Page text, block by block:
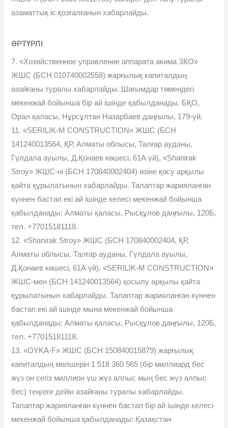
азаматтық іс қозғалғанын хабарлайды.
ӘРТҮРЛІ
7. «Хозяйственное управление аппарата акима ЗКО»
ЖШС (БСН 010740002558) жарғылық капиталдың
азайғаны туралы хабарлайды. Шағымдар төмендегі
мекенжай бойынша бір ай ішінде қабылданады. БҚО,
Орал қаласы, Нұрсұлтан Назарбаев даңғылы, 179-үй.
11. «SERILIK-M CONSTRUCTION» ЖШС (БСН
141240013564, ҚР, Алматы облысы, Талғар ауданы,
Гүлдала ауылы, Д.Қонаев көшесі, 61А үй), «Shanirak
Stroy» ЖШС-ні (БСН 170840002404) өзіне қосу арқылы
қайта құрылатынын хабарлайды. Талаптар жарияланған
күннен бастап екі ай ішінде келесі мекенжай бойынша
қабылданады: Алматы қаласы, Рысқұлов даңғылы, 120Б,
тел. +77015181118.
12. «Shanirak Stroy» ЖШС (БСН 170840002404, ҚР,
Алматы облысы, Талғар ауданы, Гүлдала ауылы,
Д.Қонаев көшесі, 61А үй), «SERILIK-M CONSTRUCTION»
ЖШС-мен (БСН 141240013564) қосылу арқылы қайта
құрылатынын хабарлайды. Талаптар жарияланған күннен
бастап екі ай ішінде мына мекенжай бойынша
қабылданады: Алматы қаласы, Рысқұлов даңғылы, 120Б,
тел. +77015181118.
13. «OYKA-F» ЖШС (БСН 150840015879) жарғылық
капиталдың мөлшерін 1 518 360 565 (бір миллиард бес
жүз он сегіз миллион үш жүз алпыс мың бес жүз алпыс
бес) теңгеге дейін азайғаны туралы хабарлайды.
Талаптар жарияланған күннен бастап бір ай ішінде келесі
мекенжай бойынша қабылданады: Қазақстан